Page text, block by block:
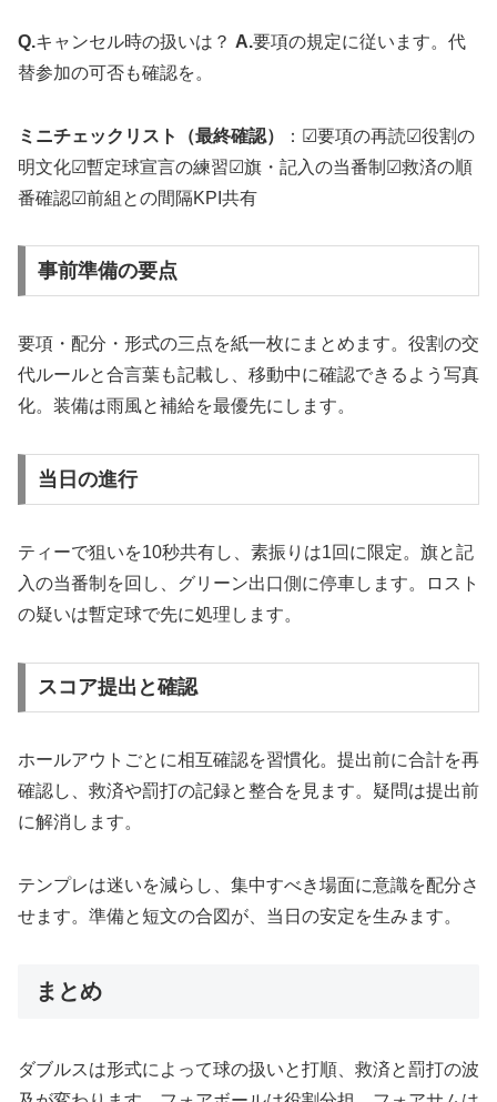
Q.キャンセル時の扱いは？ A.要項の規定に従います。代
替参加の可否も確認を。
ミニチェックリスト（最終確認）
：☑要項の再読☑役割の
明文化☑暫定球宣言の練習☑旗・記入の当番制☑救済の順
番確認☑前組との間隔KPI共有
事前準備の要点
要項・配分・形式の三点を紙一枚にまとめます。役割の交
代ルールと合言葉も記載し、移動中に確認できるよう写真
化。装備は雨風と補給を最優先にします。
当日の進行
ティーで狙いを10秒共有し、素振りは1回に限定。旗と記
入の当番制を回し、グリーン出口側に停車します。ロスト
の疑いは暫定球で先に処理します。
スコア提出と確認
ホールアウトごとに相互確認を習慣化。提出前に合計を再
確認し、救済や罰打の記録と整合を見ます。疑問は提出前
に解消します。
テンプレは迷いを減らし、集中すべき場面に意識を配分さ
せます。準備と短文の合図が、当日の安定を生みます。
まとめ
ダブルスは形式によって球の扱いと打順、救済と罰打の波